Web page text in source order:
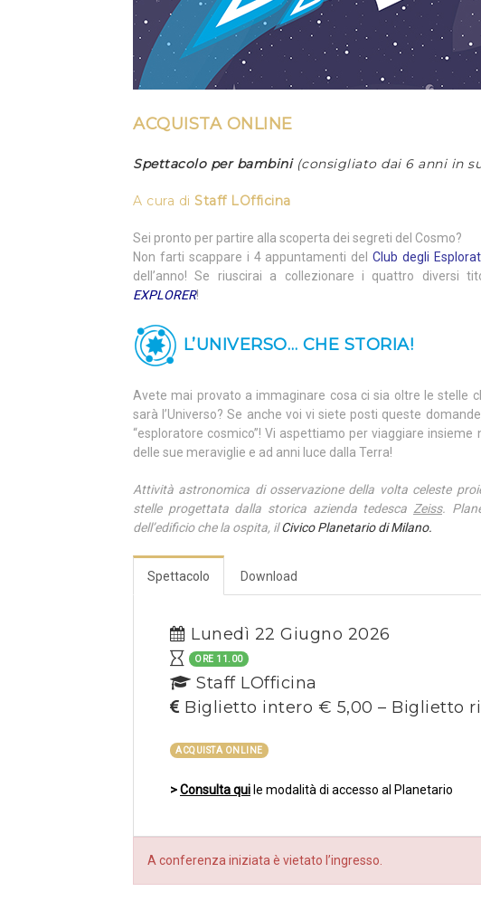
ACQUISTA ONLINE
Spettacolo per bambini (consigliato dai 6 anni in
A cura di Staff LOfficina
Sei pronto per partire alla scoperta dei segreti del Cosmo?
Non farti scappare i 4 appuntamenti delClub degli
dell’anno! Se riuscirai a collezionare i quattro diversi
EXPLORER!
L’UNIVERSO… CHE STORIA!
Avete mai provato a immaginare cosa ci sia oltre le stelle
sarà l’Universo? Se anche voi vi siete posti queste
“esploratore cosmico”! Vi aspettiamo per viaggiare
delle sue meraviglie e ad anni luce dalla Terra!
Attività astronomica di osservazione della volta celeste
stelle progettata dalla storica azienda tedesca Zeiss.
dell’edificio che la ospita, ilCivico Planetario di Milano.
Spettacolo Download
Lunedì 22 Giugno 2026
ORE 11.00
Staff LOfficina
Biglietto intero € 5,00 – Biglietto
ACQUISTA ONLINE
>Consulta qui le modalità di accesso al Planetario
A conferenza iniziata è vietato l’ingresso.